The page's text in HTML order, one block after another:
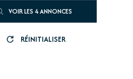
VOIR LES 4ANNONCES
RÉINITIALISER